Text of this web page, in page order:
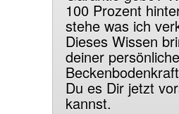
100 Prozent
stehe was ich
Dieses Wissen
deiner
Du es Dir jetzt
kannst.